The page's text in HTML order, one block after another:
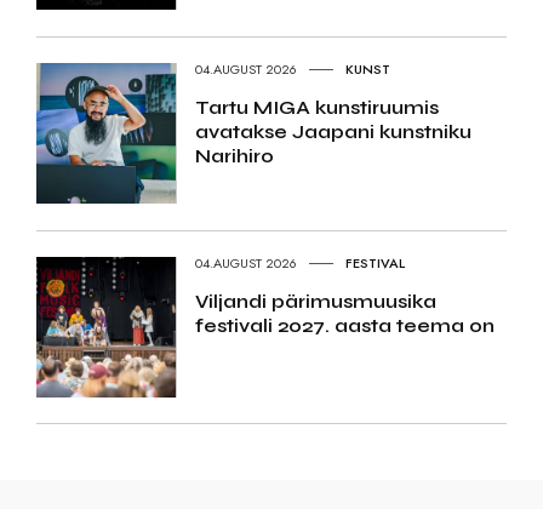
04.AUGUST 2026 KUNST
Tartu MIGA kunstiruumis
avatakse Jaapani kunstniku
Narihiro
04.AUGUST 2026 FESTIVAL
Viljandi pärimusmuusika
festivali 2027. aasta teema on